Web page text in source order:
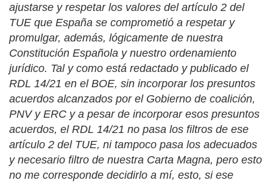
ajustarse y respetar los valores del artículo 2 del
TUE que España se comprometió a respetar y
promulgar, además, lógicamente de nuestra
Constitución Española y nuestro ordenamiento
jurídico. Tal y como está redactado y publicado el
RDL 14/21 en el BOE, sin incorporar los presuntos
acuerdos alcanzados por el Gobierno de coalición,
PNV y ERC y a pesar de incorporar esos presuntos
acuerdos, el RDL 14/21 no pasa los filtros de ese
artículo 2 del TUE, ni tampoco pasa los adecuados
y necesario filtro de nuestra Carta Magna, pero esto
no me corresponde decidirlo a mí, esto, si ese